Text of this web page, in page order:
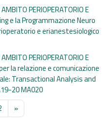
PERIOPERATORIO E
e la Programmazione Neuro
e erianestesiologico
PERIOPERATORIO E
la relazione e comunicazione
Transactional Analysis and
20 MA020
1Pagina 2
»Pagina successiva